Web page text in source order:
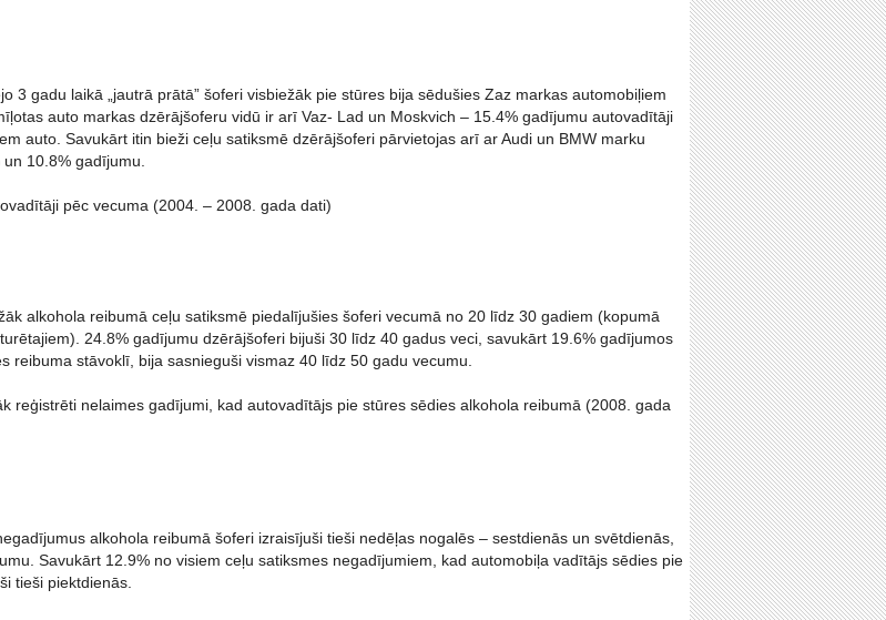
3 gadu laikā „jautrā prātā” šoferi visbiežāk pie stūres bija sēdušies Zaz markas automobiļiem
auto markas dzērājšoferu vidū ir arī Vaz- Lad un Moskvich – 15.4% gadījumu autovadītāji
auto. Savukārt itin bieži ceļu satiksmē dzērājšoferi pārvietojas arī ar Audi un BMW marku
10.8% gadījumu.
pēc vecuma (2004. – 2008. gada dati)
alkohola reibumā ceļu satiksmē piedalījušies šoferi vecumā no 20 līdz 30 gadiem (kopumā
24.8% gadījumu dzērājšoferi bijuši 30 līdz 40 gadus veci, savukārt 19.6% gadījumos
reibuma stāvoklī, bija sasnieguši vismaz 40 līdz 50 gadu vecumu.
reģistrēti nelaimes gadījumi, kad autovadītājs pie stūres sēdies alkohola reibumā (2008. gada
alkohola reibumā šoferi izraisījuši tieši nedēļas nogalēs – sestdienās un svētdienās,
Savukārt 12.9% no visiem ceļu satiksmes negadījumiem, kad automobiļa vadītājs sēdies pie
tieši piektdienās.